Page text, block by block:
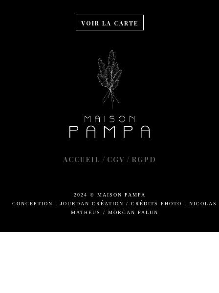
VOIR LA CARTE
ACCUEIL / CGV / RGPD
2024 © MAISON PAMPA
CONCEPTION : JOURDAN CRÉATION
/ CRÉDITS PHOTO : NICOLAS
MATHEUS / MORGAN PALUN